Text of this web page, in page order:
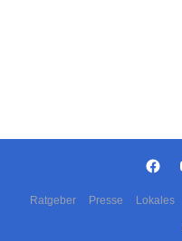
Ratgeber Presse Lokales